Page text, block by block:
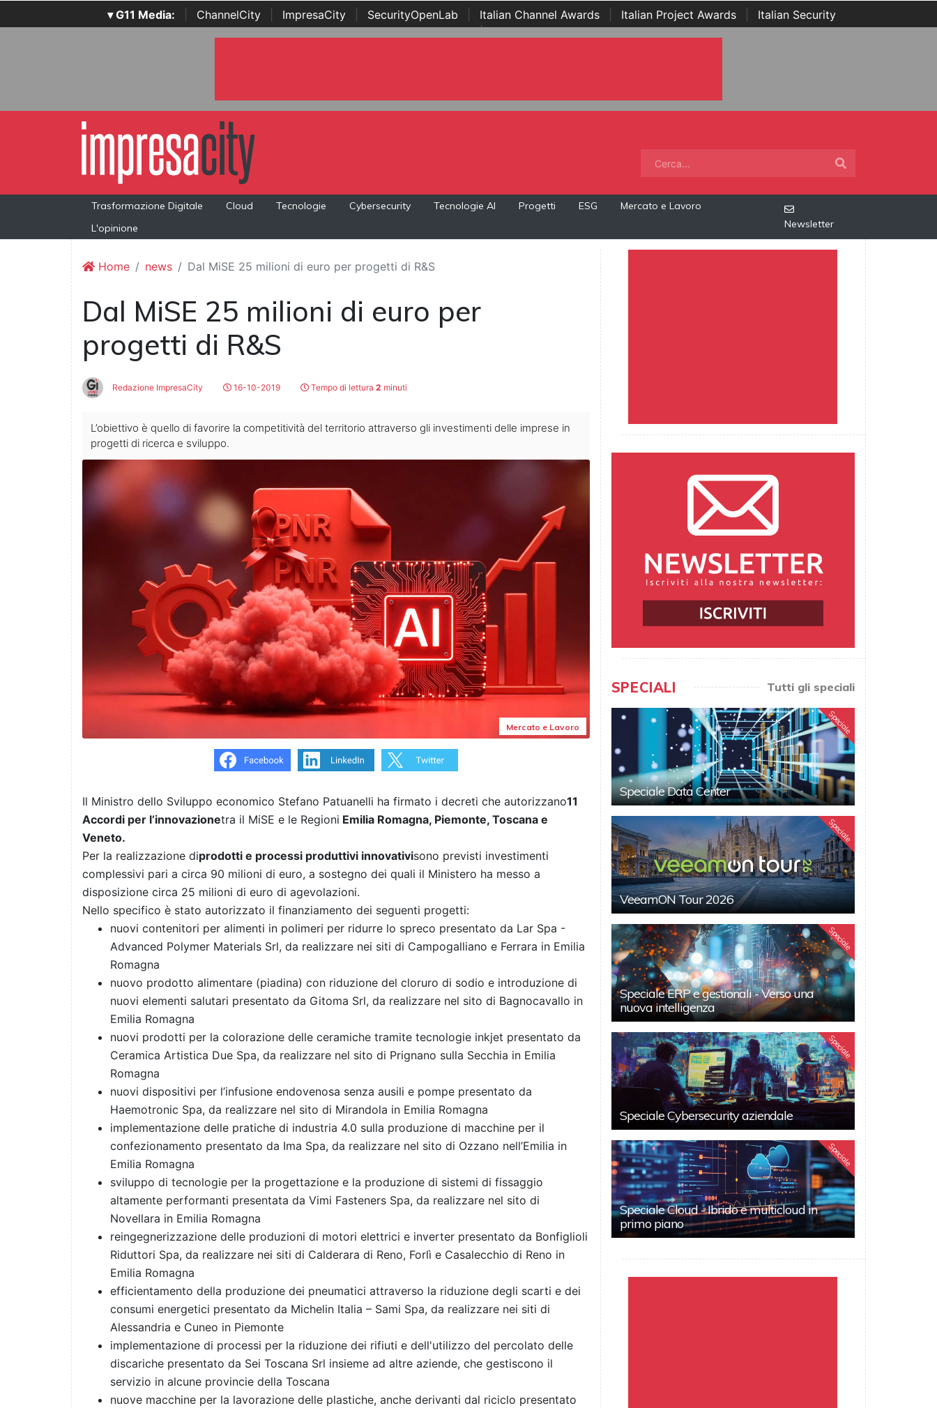
▾ G11 Media: ChannelCity ImpresaCity SecurityOpenLab Italian Channel Awards Italian Project Awards
Italian Security
Awards | ...
Trasformazione Digitale Cloud Tecnologie Cybersecurity Tecnologie AI Progetti ESG
Mercato e Lavoro
L'opinione
Newsletter
Home news Dal MiSE 25 milioni di euro per progetti di R&S
Dal MiSE 25 milioni di euro per
progetti di R&S
Redazione ImpresaCity 16-10-2019 Tempo di lettura 2 minuti
L’obiettivo è quello di favorire la competitività del territorio attraverso gli investimenti delle imprese in
progetti di ricerca e sviluppo.
Mercato e Lavoro
Il Ministro dello Sviluppo economico Stefano Patuanelli ha firmato i decreti che autorizzano11
Accordi per l’innovazionetra il MiSE e le Regioni Emilia Romagna, Piemonte, Toscana e
Veneto.
Per la realizzazione diprodotti e processi produttivi innovativisono previsti investimenti
complessivi pari a circa 90 milioni di euro, a sostegno dei quali il Ministero ha messo a
disposizione circa 25 milioni di euro di agevolazioni.
Nello specifico è stato autorizzato il finanziamento dei seguenti progetti:
nuovi contenitori per alimenti in polimeri per ridurre lo spreco presentato da Lar Spa -
Advanced Polymer Materials Srl, da realizzare nei siti di Campogalliano e Ferrara in Emilia
Romagna
nuovo prodotto alimentare (piadina) con riduzione del cloruro di sodio e introduzione di
nuovi elementi salutari presentato da Gitoma Srl, da realizzare nel sito di Bagnocavallo in
Emilia Romagna
nuovi prodotti per la colorazione delle ceramiche tramite tecnologie inkjet presentato da
Ceramica Artistica Due Spa, da realizzare nel sito di Prignano sulla Secchia in Emilia
Romagna
nuovi dispositivi per l’infusione endovenosa senza ausili e pompe presentato da
Haemotronic Spa, da realizzare nel sito di Mirandola in Emilia Romagna
implementazione delle pratiche di industria 4.0 sulla produzione di macchine per il
confezionamento presentato da Ima Spa, da realizzare nel sito di Ozzano nell’Emilia in
Emilia Romagna
sviluppo di tecnologie per la progettazione e la produzione di sistemi di fissaggio
altamente performanti presentata da Vimi Fasteners Spa, da realizzare nel sito di
Novellara in Emilia Romagna
reingegnerizzazione delle produzioni di motori elettrici e inverter presentato da Bonfiglioli
Riduttori Spa, da realizzare nei siti di Calderara di Reno, Forlì e Casalecchio di Reno in
Emilia Romagna
efficientamento della produzione dei pneumatici attraverso la riduzione degli scarti e dei
consumi energetici presentato da Michelin Italia – Sami Spa, da realizzare nei siti di
Alessandria e Cuneo in Piemonte
implementazione di processi per la riduzione dei rifiuti e dell'utilizzo del percolato delle
discariche presentato da Sei Toscana Srl insieme ad altre aziende, che gestiscono il
servizio in alcune provincie della Toscana
nuove macchine per la lavorazione delle plastiche, anche derivanti dal riciclo presentato
SPECIALI Tutti gli speciali
Speciale
Speciale Data Center
Speciale
VeeamON Tour 2026
Speciale
Speciale ERP e gestionali - Verso una
nuova intelligenza
Speciale
Speciale Cybersecurity aziendale
Speciale
Speciale Cloud - Ibrido e multicloud in
primo piano